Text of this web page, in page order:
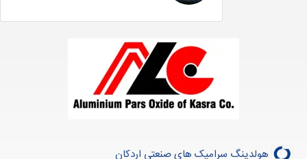
هولدینگ سرامیک های صنعتی اردکان